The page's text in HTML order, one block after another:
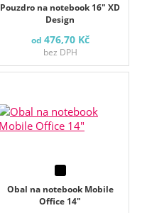
Pouzdro na notebook 16" XD
Design
od 476,70 Kč
bez DPH
Obal na notebook Mobile
Office 14"